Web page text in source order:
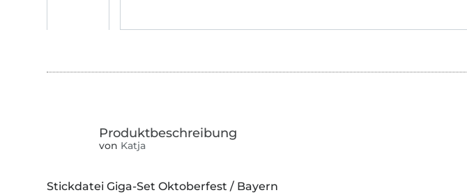
von Katja
Stickdatei Giga-Set Oktoberfest / Bayern